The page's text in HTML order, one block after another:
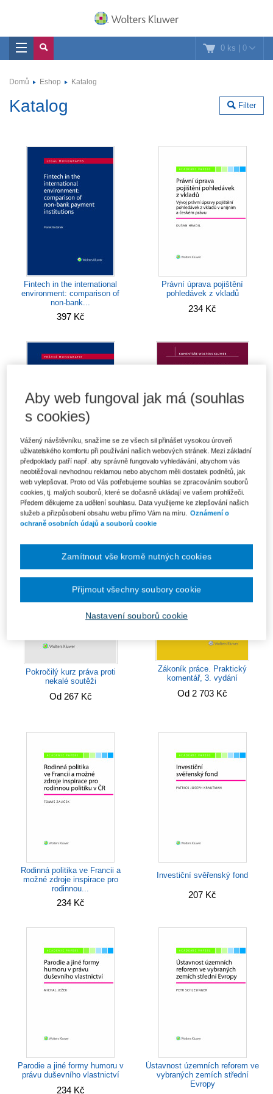
0 ks | 0
Domů Eshop Katalog
Filter
Katalog
Fintech in the international
environment: comparison of
non-bank...
397 Kč
Právní úprava pojištění
pohledávek z vkladů
234 Kč
Odměňování členů orgánů
obchodních společností a
majetková plnění...
Od 535 Kč
Ústavní zákon o bezpečnosti
ČR. Komentář - 2. vydání
Od 694 Kč
Pokročilý kurz práva proti
nekalé soutěži
Od 267 Kč
Zákoník práce. Praktický
komentář, 3. vydání
Od 2 703 Kč
Rodinná politika ve Francii a
možné zdroje inspirace pro
rodinnou...
234 Kč
Investiční svěřenský fond
207 Kč
Parodie a jiné formy humoru v
právu duševního vlastnictví
234 Kč
Ústavnost územních reforem ve
vybraných zemích střední
Evropy
Aby web fungoval jak má (souhlas
s cookies)
Vážený návštěvníku, snažíme se ze všech sil přinášet vysokou úroveň
uživatelského komfortu při používání našich webových stránek. Mezi základní
předpoklady patří např. aby správně fungovalo vyhledávání, abychom vás
neobtěžovali nevhodnou reklamou nebo abychom měli dostatek podnětů, jak
web vylepšovat. Proto od Vás potřebujeme souhlas se zpracováním souborů
cookies, tj. malých souborů, které se dočasně ukládají ve vašem prohlížeči.
Předem děkujeme za udělení souhlasu. Data využijeme ke zlepšování našich
služeb a přizpůsobení obsahu webu přímo Vám na míru. Oznámení o
ochraně osobních údajů a souborů cookie
Nastavení souborů cookie
Zamítnout vše kromě nutných cookies
Přijmout všechny soubory cookie